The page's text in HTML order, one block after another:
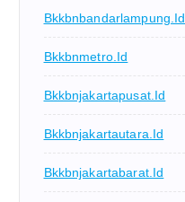
Bkkbnbandarlampung.id
Bkkbnmetro.id
Bkkbnjakartapusat.id
Bkkbnjakartautara.id
Bkkbnjakartabarat.id